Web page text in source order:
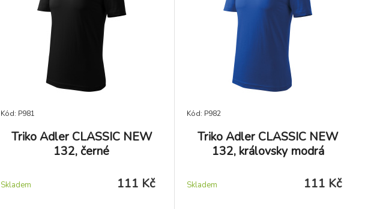
Kód: P981
Triko Adler CLASSIC NEW
132, černé
Skladem 111 Kč
Kód: P982
Triko Adler CLASSIC NEW
132, královsky modrá
Skladem 111 Kč